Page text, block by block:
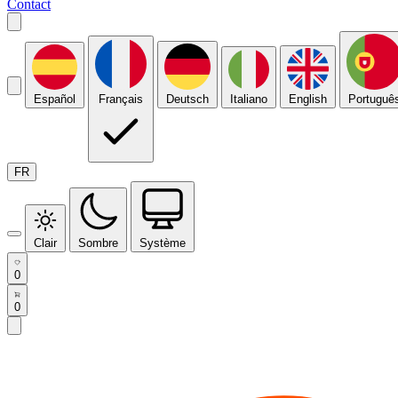
Contact
Español Français Deutsch Italiano English
FR
Clair Sombre Système
0
0